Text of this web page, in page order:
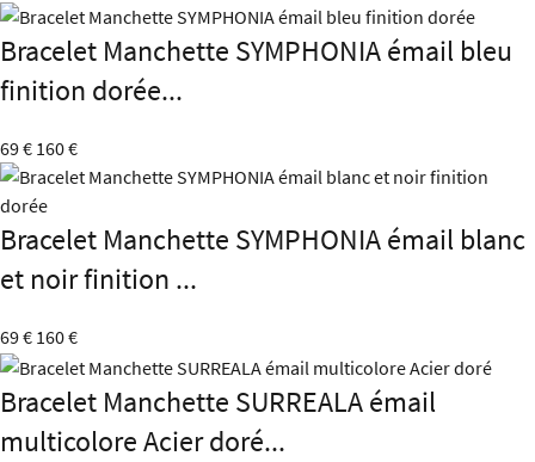
Bracelet Manchette SYMPHONIA émail bleu
finition dorée...
69 € 160 €
Bracelet Manchette SYMPHONIA émail blanc
et noir finition ...
69 € 160 €
Bracelet Manchette SURREALA émail
multicolore Acier doré...